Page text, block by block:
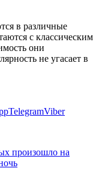
в различные
с классическим
они
не угасает в
TelegramViber
произошло на